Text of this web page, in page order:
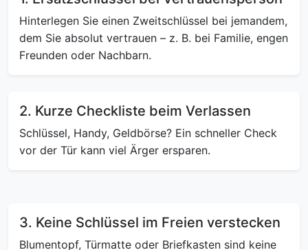
Hinterlegen Sie einen Zweitschlüssel bei jemandem,
dem Sie absolut vertrauen – z. B. bei Familie, engen
Freunden oder Nachbarn.
2. Kurze Checkliste beim Verlassen
Schlüssel, Handy, Geldbörse? Ein schneller Check
vor der Tür kann viel Ärger ersparen.
3. Keine Schlüssel im Freien verstecken
Blumentopf, Türmatte oder Briefkasten sind keine